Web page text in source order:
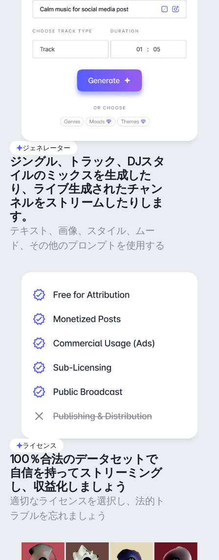
ジェネレーター
ジングル、トラック、DJスタ
イルのミックスを生成した
り、ライブ生成されたチャン
ネルをストリームしたりしま
す。
テキスト、画像、スタイル、ムー
ド、その他のプロンプトを使用する
ライセンス
100％合法のデータセットで
自信を持ってストリーミング
し、収益化しましょう
適切なライセンスを選択し、法的ト
ラブルを忘れましょう